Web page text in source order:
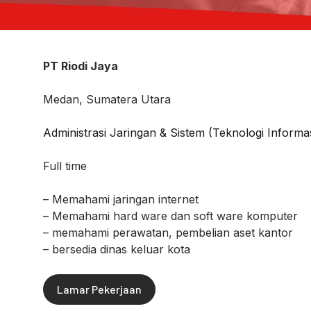
PT Riodi Jaya
Medan, Sumatera Utara
Administrasi Jaringan & Sistem (Teknologi
Full time
– Memahami jaringan internet
– Memahami hard ware dan soft ware komputer
– memahami perawatan, pembelian aset kantor
– bersedia dinas keluar kota
Lamar Pekerjaan